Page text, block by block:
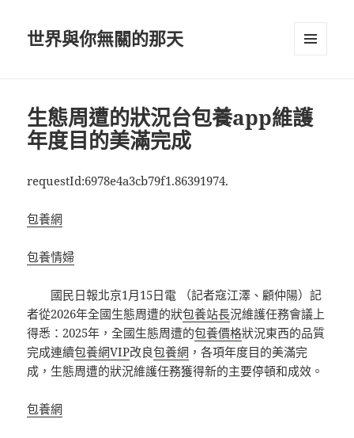
世界與你無關的那天
生態周遭的狀況台包養app維護
年度目的美滿完成
requestId:6978e4a3cb79f1.86391974.
包養網
包養情婦
國民日報北京1月15日電 （記者寇江澤、顧仲陽）記
者從2026年全國生態周遭的狀包養站長況維護任務會議上
得悉：2025年，全國生態周遭的包養價格狀況東西的品質
完成連續包養網VIP改良包養網 ，各項年度目的美滿完
成，生態周遭的狀況維護任務獲得新的主要停頓和成效。
包養網